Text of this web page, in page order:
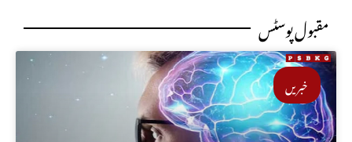
مقبول پوسٹس
خبریں